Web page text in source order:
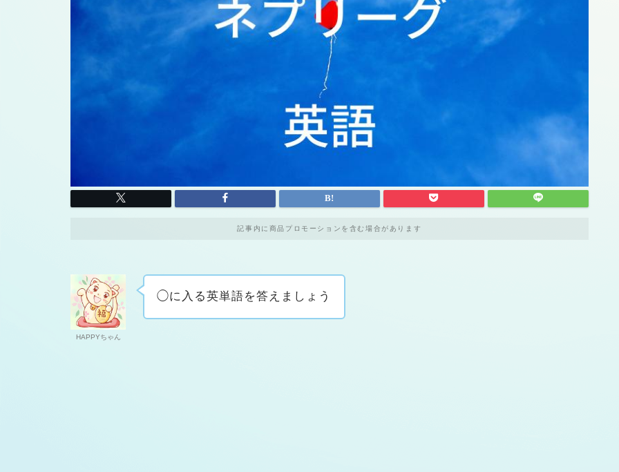
記事内に商品プロモーションを含む場合があります
HAPPYちゃん
◯に入る英単語を答えましょう